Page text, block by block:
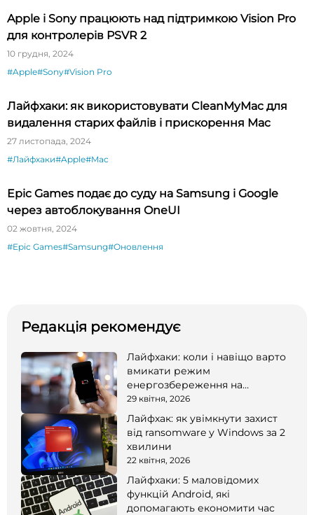
Apple і Sony працюють над підтримкою Vision Pro
для контролерів PSVR 2
10 грудня, 2024
#Apple#Sony#Vision Pro
Лайфхаки: як використовувати CleanMyMac для
видалення старих файлів і прискорення Mac
27 листопада, 2024
#Лайфхаки#Apple#Mac
Epic Games подає до суду на Samsung і Google
через автоблокування OneUI
02 жовтня, 2024
#Epic Games#Samsung#Оновлення
Редакція рекомендує
Лайфхаки: коли і навіщо варто
вмикати режим
енергозбереження на
смартфоні
29 квітня, 2026
Лайфхак: як увімкнути захист
від ransomware у Windows за 2
хвилини
22 квітня, 2026
Лайфхаки: 5 маловідомих
функцій Android, які
допомагають економити час